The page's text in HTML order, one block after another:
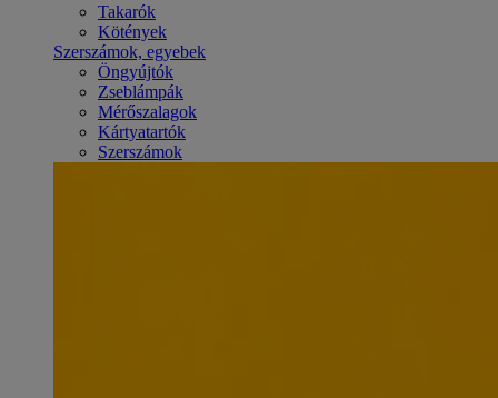
Takarók
Kötények
Szerszámok, egyebek
Öngyújtók
Zseblámpák
Mérőszalagok
Kártyatartók
Szerszámok